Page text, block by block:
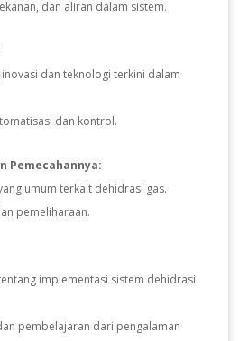
dan aliran dalam sistem.
dan teknologi terkini dalam
dan kontrol.
Pemecahannya:
umum terkait dehidrasi gas.
pemeliharaan.
implementasi sistem dehidrasi
pembelajaran dari pengalaman